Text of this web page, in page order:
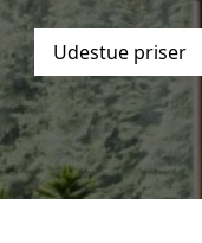
Udestue priser